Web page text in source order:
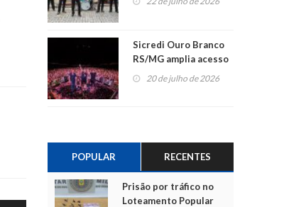
Sicredi Ouro Branco
RS/MG amplia acesso
ao show dos 45 anos
para mais associados
20 de julho de 2026
POPULAR RECENTES
Prisão por tráfico no
Loteamento Popular